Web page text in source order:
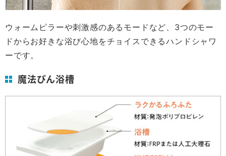
ウォームピラーや刺激感のあるモードなど、3つのモー
ドからお好きな浴び心地をチョイスできるハンドシャワ
ーです。
魔法びん浴槽